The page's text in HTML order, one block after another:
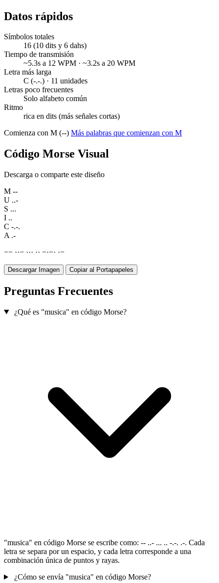
Datos rápidos
Símbolos totales
16 (10 dits y 6 dahs)
Tiempo de transmisión
~5.3s a 12 WPM · ~3.2s a 20 WPM
Letra más larga
C (-.-.) · 11 unidades
Letras poco frecuentes
Solo alfabeto común
Ritmo
rica en dits (más señales cortas)
Comienza con M (--) Más palabras que comienzan con M
Código Morse Visual
Descarga o comparte este diseño
M --
U ..-
S ...
I ..
C -.-.
A .-
−− ··− ··· ·· −·−· ·−
Descargar Imagen Copiar al Portapapeles
Preguntas Frecuentes
¿Qué es "musica" en código Morse?
"musica" en código Morse se escribe como: -- ..- ... .. -.-. .-. Cada
letra se separa por un espacio, y cada letra corresponde a una
combinación única de puntos y rayas.
¿Cómo se envía "musica" en código Morse?